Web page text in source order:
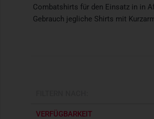
Combatshirts für den Einsatz in in
Gebrauch jegliche Shirts mit
VERFÜGBARKEIT